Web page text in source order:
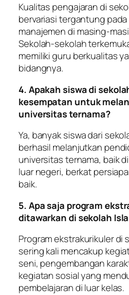
Kualitas pengajaran di
bervariasi tergantung
manajemen di masing-
Sekolah-sekolah
memiliki guru berkualitas
bidangnya.
4. Apakah siswa di
kesempatan untuk
universitas ternama?
Ya, banyak siswa dari
berhasil melanjutkan
universitas ternama, baik
luar negeri, berkat
baik.
5. Apa saja program
ditawarkan di sekolah
Program ekstrakurikuler di
sering kali mencakup
seni, pengembangan
kegiatan sosial yang
pembelajaran di luar kelas.